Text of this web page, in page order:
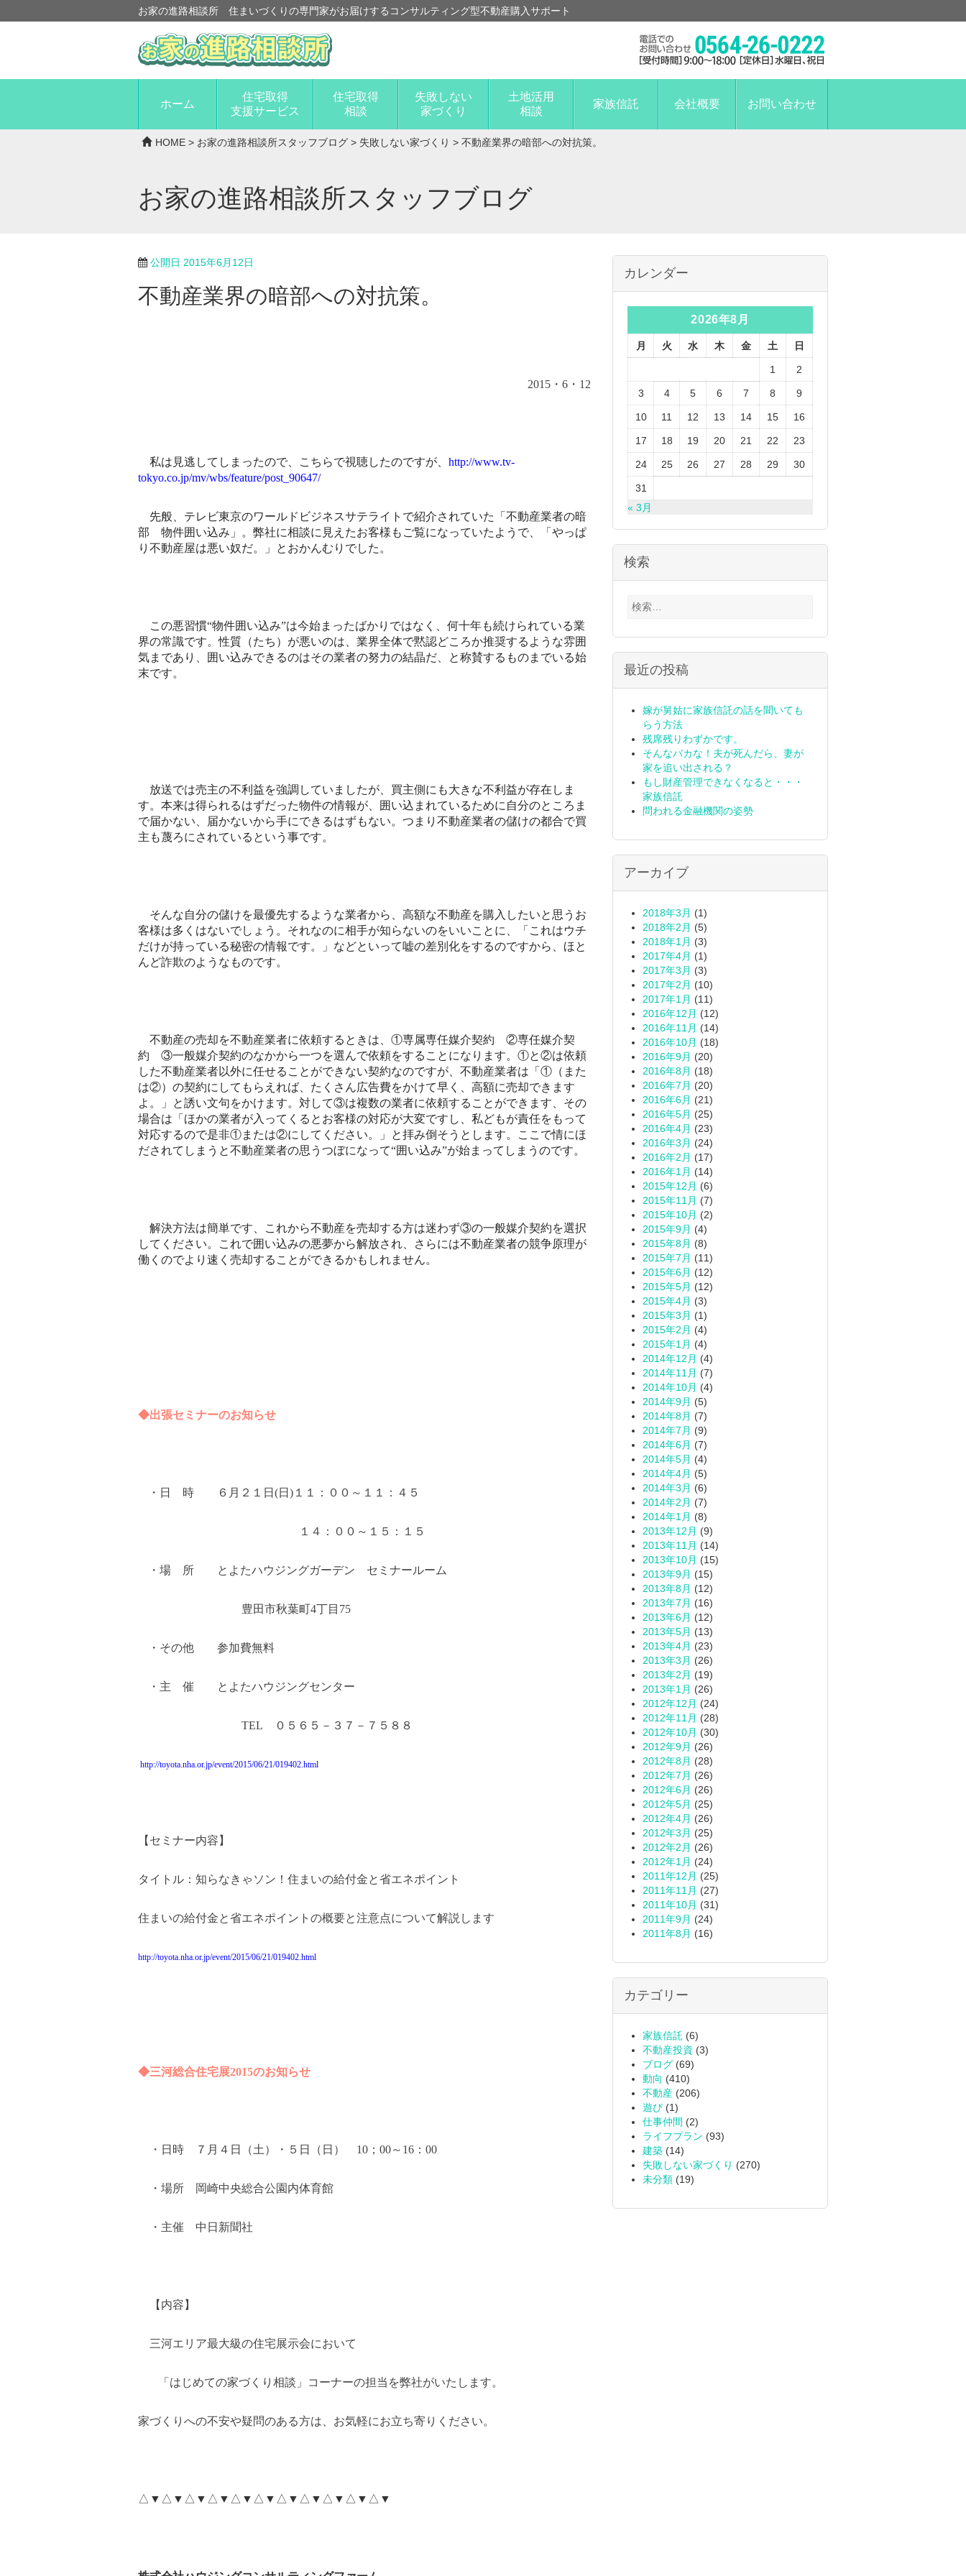
お家の進路相談所 住まいづくりの専門家がお届けするコンサルティング型不動産購入サポート
ホーム
住宅取得
支援サービス
住宅取得
相談
失敗しない
家づくり
土地活用
相談
家族信託 会社概要 お問い合わせ
HOME > お家の進路相談所スタッフブログ > 失敗しない家づくり > 不動産業界の暗部への対抗策。
お家の進路相談所スタッフブログ
公開日 2015年6月12日
不動産業界の暗部への対抗策。
2015 ・ 6 ・ 12
私は見逃してしまったので、こちらで視聴したのですが、 http://www.tv-
tokyo.co.jp/mv/wbs/feature/post_90647/
先般、テレビ東京のワールドビジネスサテライトで紹介されていた「不動産業者の暗
部 物件囲い込み」。弊社に相談に見えたお客様もご覧になっていたようで、「やっぱ
り不動産屋は悪い奴だ。」とおかんむりでした。
この悪習慣“物件囲い込み”は今始まったばかりではなく、何十年も続けられている業
界の常識です。性質（たち）が悪いのは、業界全体で黙認どころか推奨するような雰囲
気まであり、囲い込みできるのはその業者の努力の結晶だ、と称賛するものまでいる始
末です。
放送では売主の不利益を強調していましたが、買主側にも大きな不利益が存在しま
す。本来は得られるはずだった物件の情報が、囲い込まれているために自分のところま
で届かない、届かないから手にできるはずもない。つまり不動産業者の儲けの都合で買
主も蔑ろにされているという事です。
そんな自分の儲けを最優先するような業者から、高額な不動産を購入したいと思うお
客様は多くはないでしょう。それなのに相手が知らないのをいいことに、「これはウチ
だけが持っている秘密の情報です。」などといって嘘の差別化をするのですから、ほと
んど詐欺のようなものです。
不動産の売却を不動産業者に依頼するときは、①専属専任媒介契約 ②専任媒介契
約 ③一般媒介契約のなかから一つを選んで依頼をすることになります。①と②は依頼
した不動産業者以外に任せることができない契約なのですが、不動産業者は「①（また
は②）の契約にしてもらえれば、たくさん広告費をかけて早く、高額に売却できます
よ。」と誘い文句をかけます。対して③は複数の業者に依頼することができます、その
場合は「ほかの業者が入ってくるとお客様の対応が大変ですし、私どもが責任をもって
対応するので是非①または②にしてください。」と拝み倒そうとします。ここで情にほ
だされてしまうと不動産業者の思うつぼになって“囲い込み”が始まってしまうのです。
解決方法は簡単です、これから不動産を売却する方は迷わず③の一般媒介契約を選択
してください。これで囲い込みの悪夢から解放され、さらには不動産業者の競争原理が
働くのでより速く売却することができるかもしれません。
◆出張セミナーのお知らせ
・日 時 ６月２１日 (日 ) １１：００～１１：４５
１４：００～１５：１５
・場 所 とよたハウジングガーデン セミナールーム
豊田市秋葉町4丁目 75
・その他 参加費無料
・主 催 とよたハウジングセンター
TEL ０５６５－３７－７５８８
http://toyota.nha.or.jp/event/2015/06/21/019402.html
【セミナー内容】
タイトル： 知らなきゃソン！住まいの給付金と省エネポイント
住まいの給付金と省エネポイントの概要と注意点について解説します
http://toyota.nha.or.jp/event/2015/06/21/019402.html
◆三河総合住宅展2015のお知らせ
・日時 ７月４日（土）・５日（日） 10 ； 00～ 16 ： 00
・場所 岡崎中央総合公園内体育館
・主催 中日新聞社
【内容】
三河エリア最大級の住宅展示会において
「はじめての家づくり相談」コーナーの担当を弊社がいたします。
家づくりへの不安や疑問のある方は、お気軽にお立ち寄りください。
△▼△▼△▼△▼△▼△▼△▼△▼△▼△▼△▼
カレンダー
2026年8月
月 火 水 木 金 土 日
1 2
3 4 5 6 7 8 9
10 11 12 13 14 15 16
17 18 19 20 21 22 23
24 25 26 27 28 29 30
31
« 3月
検索
検
最近の投稿
嫁が舅姑に家族信託の話を聞いても
らう方法
残席残りわずかです。
そんなバカな！夫が死んだら、妻が
家を追い出される？
もし財産管理できなくなると・・・
家族信託
問われる金融機関の姿勢
アーカイブ
2018年3月 (1)
2018年2月 (5)
2018年1月 (3)
2017年4月 (1)
2017年3月 (3)
2017年2月 (10)
2017年1月 (11)
2016年12月 (12)
2016年11月 (14)
2016年10月 (18)
2016年9月 (20)
2016年8月 (18)
2016年7月 (20)
2016年6月 (21)
2016年5月 (25)
2016年4月 (23)
2016年3月 (24)
2016年2月 (17)
2016年1月 (14)
2015年12月 (6)
2015年11月 (7)
2015年10月 (2)
2015年9月 (4)
2015年8月 (8)
2015年7月 (11)
2015年6月 (12)
2015年5月 (12)
2015年4月 (3)
2015年3月 (1)
2015年2月 (4)
2015年1月 (4)
2014年12月 (4)
2014年11月 (7)
2014年10月 (4)
2014年9月 (5)
2014年8月 (7)
2014年7月 (9)
2014年6月 (7)
2014年5月 (4)
2014年4月 (5)
2014年3月 (6)
2014年2月 (7)
2014年1月 (8)
2013年12月 (9)
2013年11月 (14)
2013年10月 (15)
2013年9月 (15)
2013年8月 (12)
2013年7月 (16)
2013年6月 (12)
2013年5月 (13)
2013年4月 (23)
2013年3月 (26)
2013年2月 (19)
2013年1月 (26)
2012年12月 (24)
2012年11月 (28)
2012年10月 (30)
2012年9月 (26)
2012年8月 (28)
2012年7月 (26)
2012年6月 (26)
2012年5月 (25)
2012年4月 (26)
2012年3月 (25)
2012年2月 (26)
2012年1月 (24)
2011年12月 (25)
2011年11月 (27)
2011年10月 (31)
2011年9月 (24)
2011年8月 (16)
カテゴリー
家族信託 (6)
不動産投資 (3)
ブログ (69)
動向 (410)
不動産 (206)
遊び (1)
仕事仲間 (2)
ライフプラン (93)
建築 (14)
失敗しない家づくり (270)
未分類 (19)